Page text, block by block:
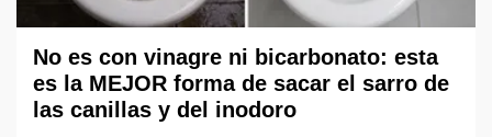
No es con vinagre ni bicarbonato: esta
es la MEJOR forma de sacar el sarro de
las canillas y del inodoro